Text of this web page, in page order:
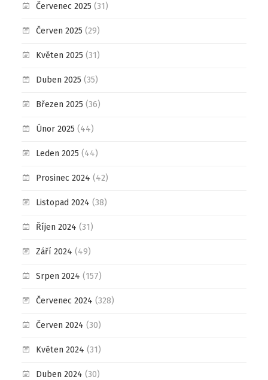
Červenec 2025 (31)
Červen 2025 (29)
Květen 2025 (31)
Duben 2025 (35)
Březen 2025 (36)
Únor 2025 (44)
Leden 2025 (44)
Prosinec 2024 (42)
Listopad 2024 (38)
Říjen 2024 (31)
Září 2024 (49)
Srpen 2024 (157)
Červenec 2024 (328)
Červen 2024 (30)
Květen 2024 (31)
Duben 2024 (30)